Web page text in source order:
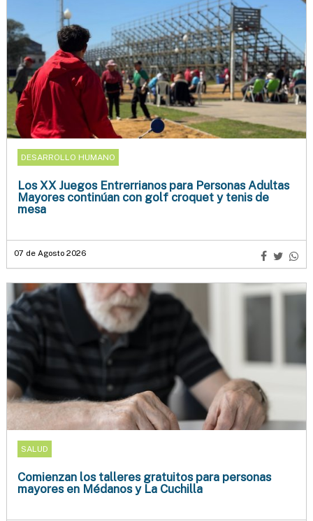
DESARROLLO HUMANO
Los XX Juegos Entrerrianos para Personas Adultas
Mayores continúan con golf croquet y tenis de
mesa
07 de Agosto 2026
SALUD
Comienzan los talleres gratuitos para personas
mayores en Médanos y La Cuchilla